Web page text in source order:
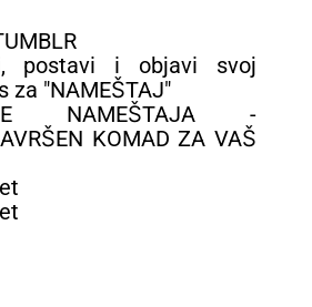
postavi i objavi svoj
za "NAMEŠTAJ"
NAMEŠTAJA -
KOMAD ZA VAŠ